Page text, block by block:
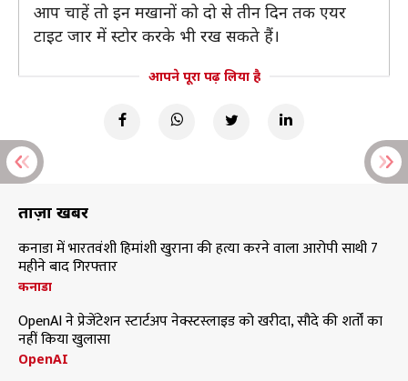
आप चाहें तो इन मखानों को दो से तीन दिन तक एयर
टाइट जार में स्टोर करके भी रख सकते हैं।
आपने पूरा पढ़ लिया है
ताज़ा खबरें
कनाडा में भारतवंशी हिमांशी खुराना की हत्या करने वाला आरोपी साथी 7
महीने बाद गिरफ्तार
कनाडा
OpenAI ने प्रेजेंटेशन स्टार्टअप नेक्स्टस्लाइड को खरीदा, सौदे की शर्तों का
नहीं किया खुलासा
OpenAI